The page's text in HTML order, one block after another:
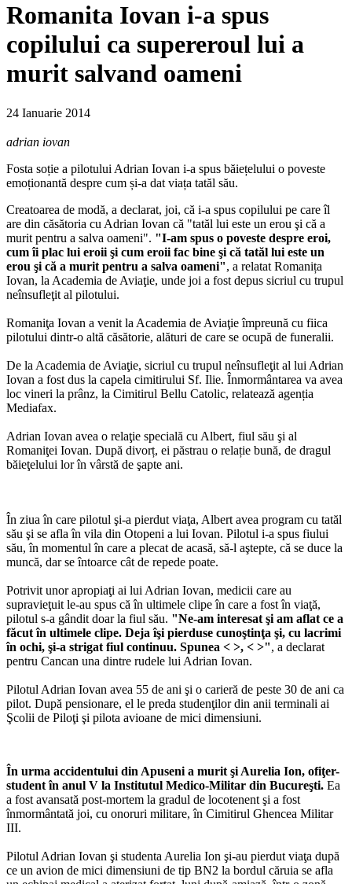
Romanita Iovan i-a spus
copilului ca supereroul lui a
murit salvand oameni
24 Ianuarie 2014
adrian iovan
Fosta soție a pilotului Adrian Iovan i-a spus băiețelului o poveste
emoționantă despre cum și-a dat viața tatăl său.
Creatoarea de modă, a declarat, joi, că i-a spus copilului pe care îl
are din căsătoria cu Adrian Iovan că "tatăl lui este un erou şi că a
murit pentru a salva oameni". "I-am spus o poveste despre eroi,
cum îi plac lui eroii şi cum eroii fac bine şi că tatăl lui este un
erou şi că a murit pentru a salva oameni", a relatat Romanița
Iovan, la Academia de Aviaţie, unde joi a fost depus sicriul cu trupul
neînsufleţit al pilotului.
Romaniţa Iovan a venit la Academia de Aviaţie împreună cu fiica
pilotului dintr-o altă căsătorie, alături de care se ocupă de funeralii.
De la Academia de Aviaţie, sicriul cu trupul neînsufleţit al lui Adrian
Iovan a fost dus la capela cimitirului Sf. Ilie. Înmormântarea va avea
loc vineri la prânz, la Cimitirul Bellu Catolic, relatează agenția
Mediafax.
Adrian Iovan avea o relaţie specială cu Albert, fiul său şi al
Romaniţei Iovan. După divorț, ei păstrau o relație bună, de dragul
băieţelului lor în vârstă de şapte ani.
În ziua în care pilotul şi-a pierdut viaţa, Albert avea program cu tatăl
său şi se afla în vila din Otopeni a lui Iovan. Pilotul i-a spus fiului
său, în momentul în care a plecat de acasă, să-l aştepte, că se duce la
muncă, dar se întoarce cât de repede poate.
Potrivit unor apropiaţi ai lui Adrian Iovan, medicii care au
supravieţuit le-au spus că în ultimele clipe în care a fost în viaţă,
pilotul s-a gândit doar la fiul său. "Ne-am interesat şi am aflat ce a
făcut în ultimele clipe. Deja îşi pierduse cunoştinţa şi, cu lacrimi
în ochi, şi-a strigat fiul continuu. Spunea < >, < >", a declarat
pentru Cancan una dintre rudele lui Adrian Iovan.
Pilotul Adrian Iovan avea 55 de ani şi o carieră de peste 30 de ani ca
pilot. După pensionare, el le preda studenţilor din anii terminali ai
Şcolii de Piloţi şi pilota avioane de mici dimensiuni.
În urma accidentului din Apuseni a murit şi Aurelia Ion, ofiţer-
student în anul V la Institutul Medico-Militar din Bucureşti. Ea
a fost avansată post-mortem la gradul de locotenent şi a fost
înmormântată joi, cu onoruri militare, în Cimitirul Ghencea Militar
III.
Pilotul Adrian Iovan şi studenta Aurelia Ion şi-au pierdut viaţa după
ce un avion de mici dimensiuni de tip BN2 la bordul căruia se afla